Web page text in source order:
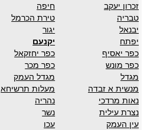
זכרון יעקב
חיפה
טבריה
טירת הכרמל
יבנאל
יגור
יפתח
יקנעם
כפר יאסיף
כפר יחזקאל
כפר מונש
כפר מכר
מגדל
מגדל העמק
מנשית א זבדה
מעלות תרשיחא
נאות מרדכי
נהריה
נצרת עילית
נשר
עין העמק
עכו